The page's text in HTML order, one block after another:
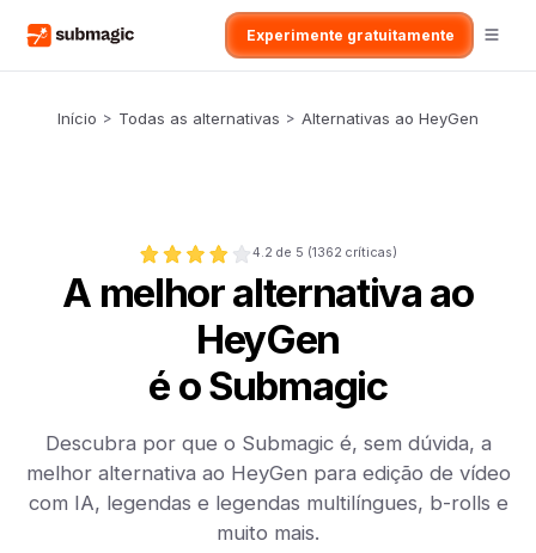
Experimente gratuitamente
Início > Todas as alternativas > Alternativas ao HeyGen
4.2 de 5 (1362 críticas)
A melhor alternativa ao
HeyGen
é o Submagic
Descubra por que o Submagic é, sem dúvida, a
melhor alternativa ao HeyGen para edição de vídeo
com IA, legendas e legendas multilíngues, b-rolls e
muito mais.